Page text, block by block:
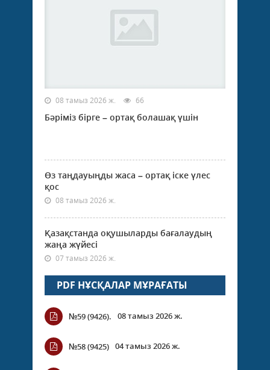
08 тамыз 2026 ж. 66
Бәріміз бірге – ортақ болашақ үшін
Өз таңдауыңды жаса – ортақ іске үлес
қос
08 тамыз 2026 ж.
Қазақстанда оқушыларды бағалаудың
жаңа жүйесі
07 тамыз 2026 ж.
PDF НҰСҚАЛАР МҰРАҒАТЫ
№59 (9426). 08 тамыз 2026 ж.
№58 (9425) 04 тамыз 2026 ж.